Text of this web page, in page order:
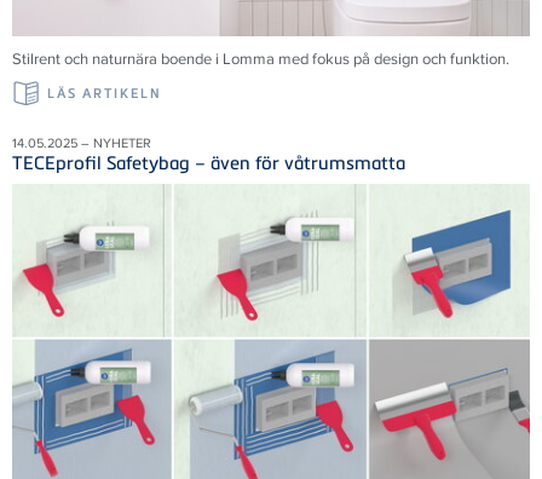
Stilrent och naturnära boende i Lomma med fokus på design och funktion.
LÄS ARTIKELN
14.05.2025 – NYHETER
TECEprofil Safetybag – även för våtrumsmatta